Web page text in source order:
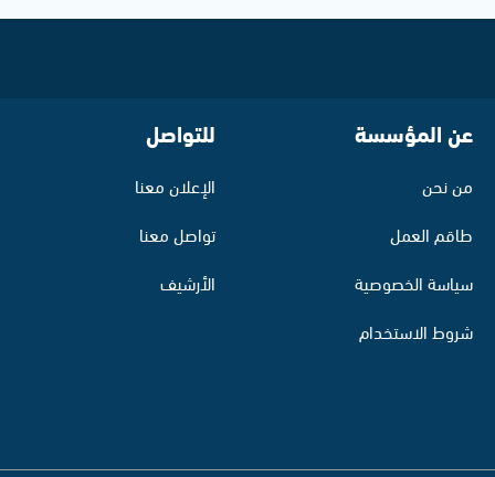
عن المؤسسة
من نحن
طاقم العمل
سياسة الخصوصية
شروط الاستخدام
للتواصل
الإعلان معنا
تواصل معنا
الأرشيف